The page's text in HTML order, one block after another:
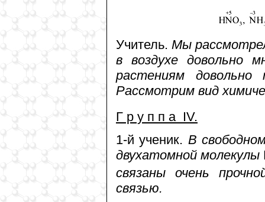
Учитель. Мы
в воздухе довольно
растениям
Рассмотрим вид
Г р у п п а IV.
1-й ученик. В
двухатомной молекулы
связаны очень
связью.